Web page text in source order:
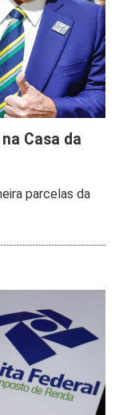
Casa da
parcelas da